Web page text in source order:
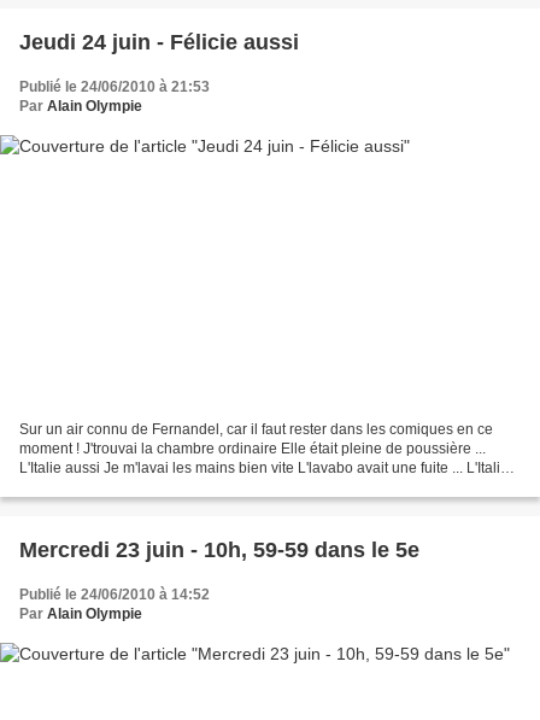
Jeudi 24 juin - Félicie aussi
Publié le 24/06/2010 à 21:53
Par Alain Olympie
Sur un air connu de Fernandel, car il faut rester dans les comiques en ce
moment ! J'trouvai la chambre ordinaire Elle était pleine de poussière ...
L'Italie aussi Je m'lavai les mains bien vite L'lavabo avait une fuite ... L'Italie
Mercredi 23 juin - 10h, 59-59 dans le 5e
Publié le 24/06/2010 à 14:52
Par Alain Olympie